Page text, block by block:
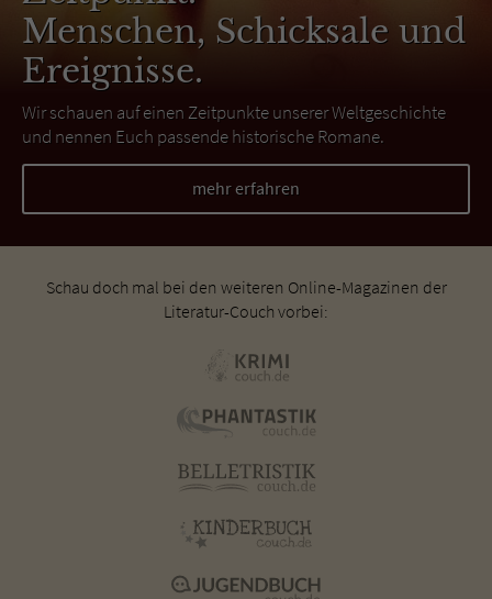
Menschen, Schicksale und
Ereignisse.
Wir schauen auf einen Zeitpunkte unserer Weltgeschichte
und nennen Euch passende historische Romane.
mehr erfahren
Schau doch mal bei den weiteren Online-Magazinen der
Literatur-Couch vorbei: